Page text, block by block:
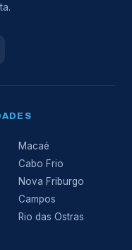
Macaé
Cabo Frio
Nova Friburgo
Campos
Rio das Ostras